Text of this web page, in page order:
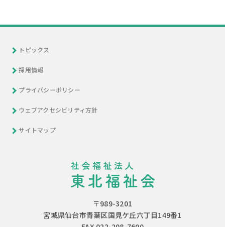
トピックス
採用情報
プライバシーポリシー
ウェブアクセシビリティ方針
サイトマップ
〒989-3201
宮城県仙台市青葉区国見ケ丘六丁目149番1